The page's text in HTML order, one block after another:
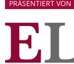
21PRÄSENTIERT VON